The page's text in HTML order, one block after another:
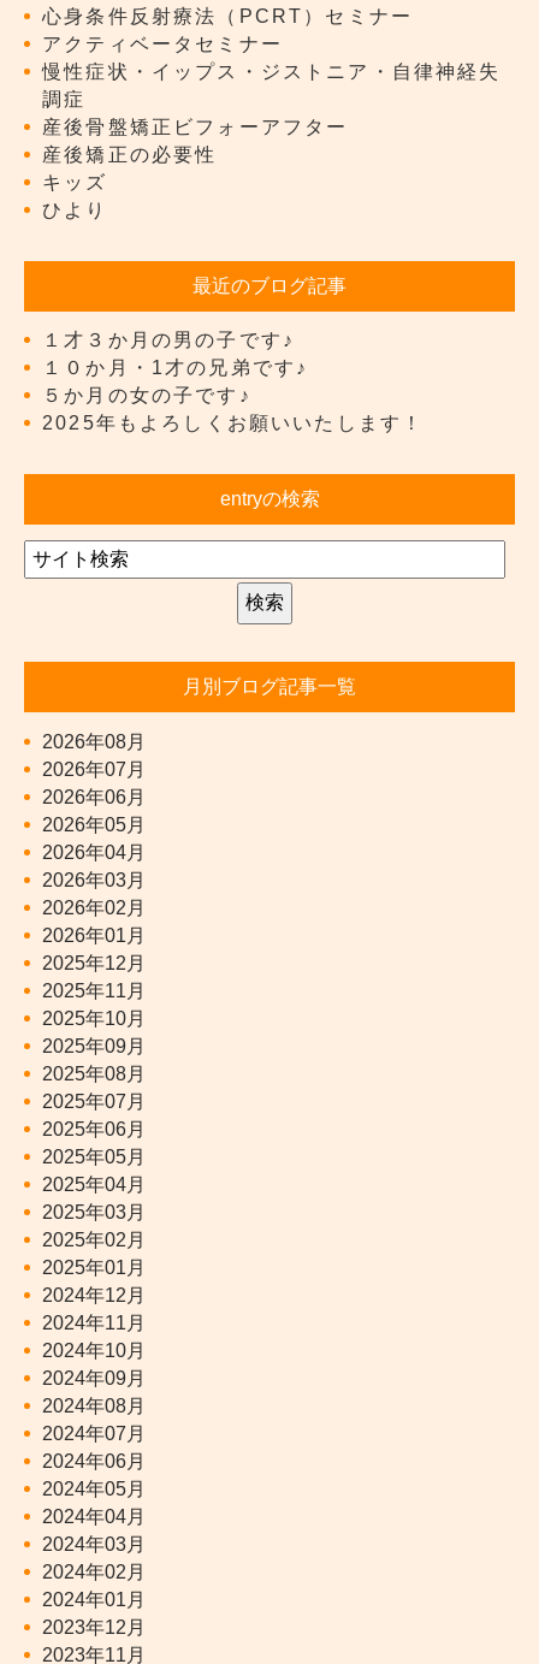
心身条件反射療法（PCRT）セミナー
アクティベータセミナー
慢性症状・イップス・ジストニア・自律神経失
調症
産後骨盤矯正ビフォーアフター
産後矯正の必要性
キッズ
ひより
最近のブログ記事
１才３か月の男の子です♪
１０か月・1才の兄弟です♪
５か月の女の子です♪
2025年もよろしくお願いいたします！
entryの検索
月別ブログ記事一覧
2026年08月
2026年07月
2026年06月
2026年05月
2026年04月
2026年03月
2026年02月
2026年01月
2025年12月
2025年11月
2025年10月
2025年09月
2025年08月
2025年07月
2025年06月
2025年05月
2025年04月
2025年03月
2025年02月
2025年01月
2024年12月
2024年11月
2024年10月
2024年09月
2024年08月
2024年07月
2024年06月
2024年05月
2024年04月
2024年03月
2024年02月
2024年01月
2023年12月
2023年11月